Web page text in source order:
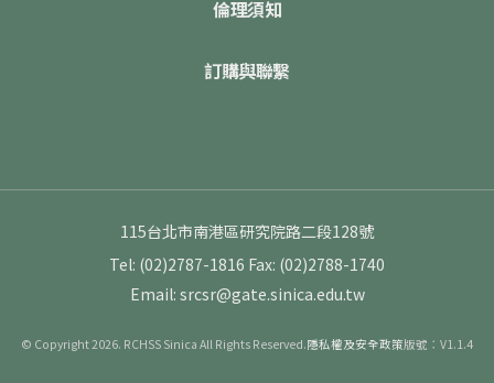
倫理須知
訂購與聯繫
115台北市南港區研究院路二段128號
Tel: (02)2787-1816 Fax: (02)2788-1740
Email: srcsr@gate.sinica.edu.tw
© Copyright 2026. RCHSS Sinica All Rights Reserved.隱私權及安全政策版號：V1.1.4